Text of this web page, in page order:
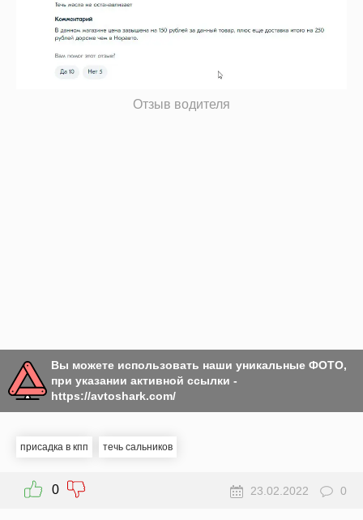
Отзыв водителя
Вы можете использовать наши уникальные ФОТО,
при указании активной ссылки -
https://avtoshark.com/
присадка в кпп течь сальников
0 23.02.2022 0